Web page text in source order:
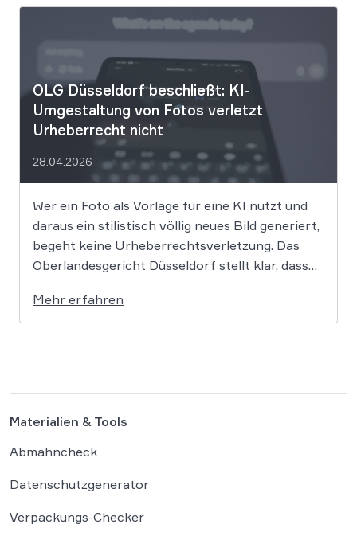
App werden massive
Urheberrechtsverletzungen vorgeworfen. Die
OLG Düsseldorf beschließt: KI-
Umgestaltung von Fotos verletzt
Urheberrecht nicht
28.04.2026
Wer ein Foto als Vorlage für eine KI nutzt und
daraus ein stilistisch völlig neues Bild generiert,
begeht keine Urheberrechtsverletzung. Das
Oberlandesgericht Düsseldorf stellt klar, dass
KI-gestützte Umgestaltung zulässig ist, solange
die individuellen kreativen Merkmale des
Mehr erfahren
Materialien & Tools
Abmahncheck
Datenschutzgenerator
Verpackungs-Checker